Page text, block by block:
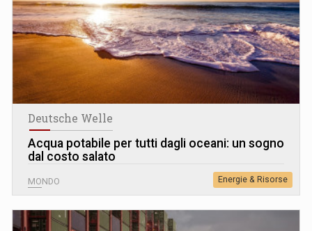
Deutsche Welle
Acqua potabile per tutti dagli oceani: un sogno
dal costo salato
MONDO Energie & Risorse